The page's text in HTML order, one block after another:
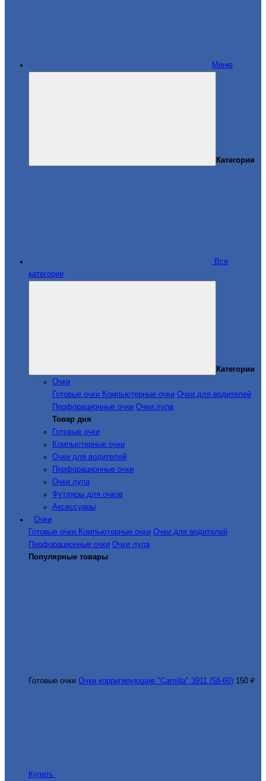
Меню
Категории
Все
категории
Категории
Очки
Готовые очки Компьютерные очки Очки для водителей
Перфорационные очки Очки лупа
Товар дня
Готовые очки
Компьютерные очки
Очки для водителей
Перфорационные очки
Очки лупа
Футляры для очков
Аксессуары
Очки
Готовые очки Компьютерные очки Очки для водителей
Перфорационные очки Очки лупа
Популярные товары
Готовые очки Очки корригирующие "Camilla" 3911 (58-60) 150 ₽
Купить